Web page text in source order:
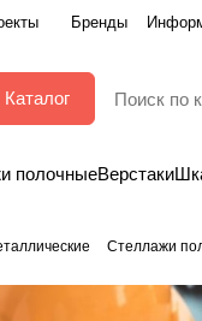
Бренды
Каталог
полочныеВерстаки
Стеллажи